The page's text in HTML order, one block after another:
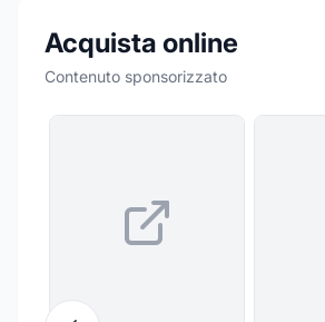
Acquista online
Contenuto sponsorizzato